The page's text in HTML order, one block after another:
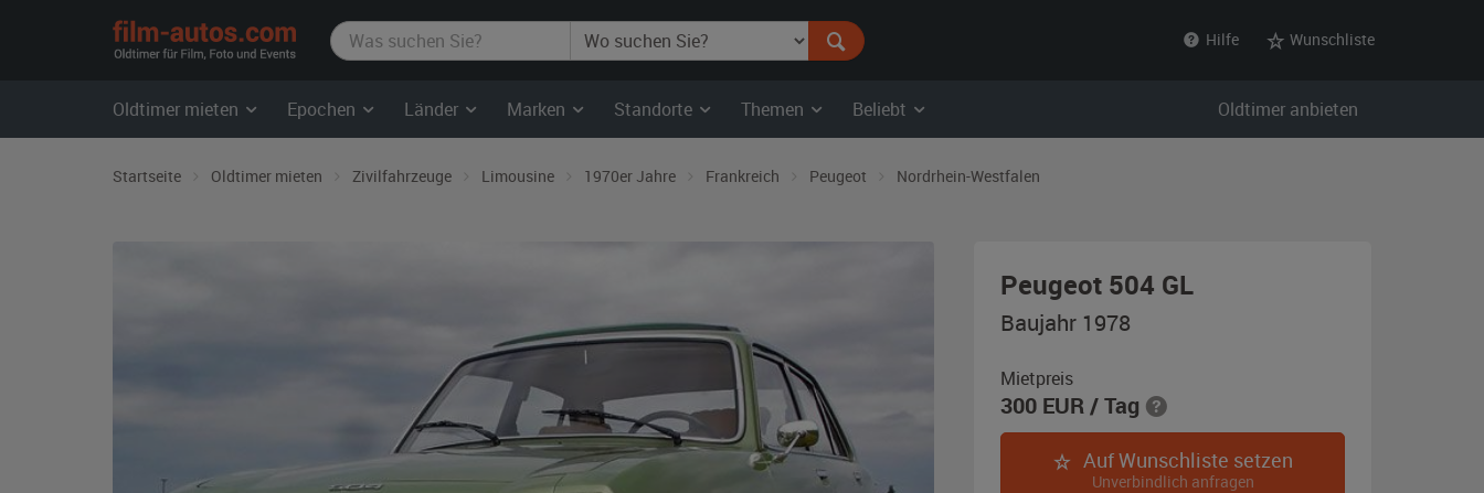
film-
autos.com
Hilfe Wunschliste
Oldtimer mieten Epochen Länder Marken Standorte Themen Beliebt Oldtimer anbieten
Startseite Oldtimer mieten Zivilfahrzeuge Limousine 1970er Jahre Frankreich Peugeot Nordrhein-Westfalen
Peugeot 504 GL,
Baujahr 1978
Mietpreis
300 EUR/ Tag
Auf Wunschliste setzen
Unverbindlich anfragen